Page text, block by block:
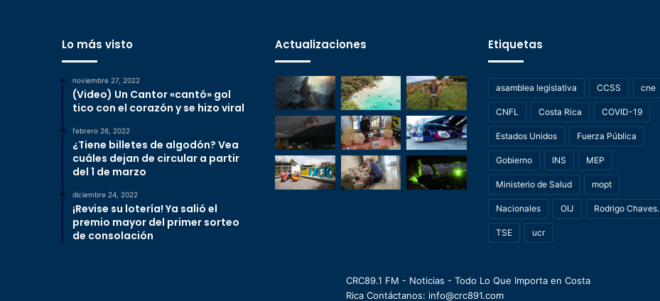
Lo más visto
noviembre 27, 2022
(Video) Un Cantor «cantó» gol
tico con el corazón y se hizo viral
febrero 26, 2022
¿Tiene billetes de algodón? Vea
cuáles dejan de circular a partir
del 1 de marzo
diciembre 24, 2022
¡Revise su lotería! Ya salió el
premio mayor del primer sorteo
de consolación
Actualizaciones Etiquetas
asamblea legislativa CCSS cne
CNFL Costa Rica COVID-19
Estados Unidos Fuerza Pública
Gobierno INS MEP
Ministerio de Salud mopt
Nacionales OIJ Rodrigo Chaves.
TSE ucr
CRC89.1 FM - Noticias - Todo Lo Que Importa en Costa
Rica Contáctanos: info@crc891.com